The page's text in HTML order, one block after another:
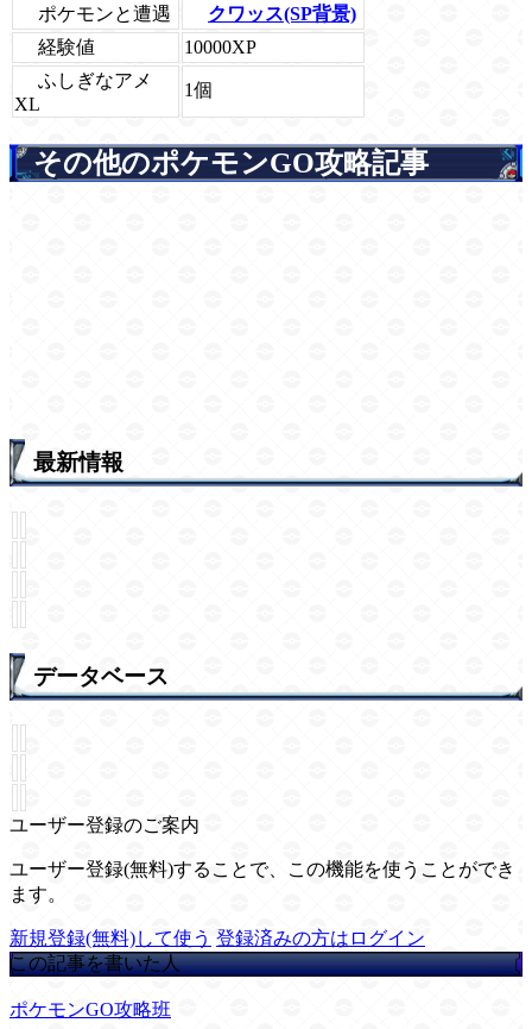
ポケモンと遭遇
クワッス(SP背景)
経験値
10000XP
ふしぎなアメ
XL
1個
その他のポケモンGO攻略記事
最新情報
データベース
ユーザー登録のご案内
ユーザー登録(無料)することで、この機能を使うことができ
ます。
新規登録(無料)して使う 登録済みの方はログイン
この記事を書いた人
ポケモンGO攻略班